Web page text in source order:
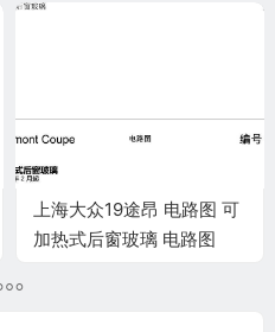
上海大众19途昂 电路图 可
加热式后窗玻璃 电路图